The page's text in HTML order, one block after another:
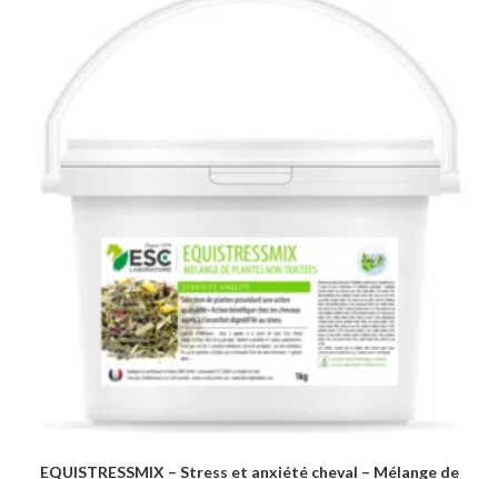
EQUISTRESSMIX – Stress et anxiété cheval – Mélange de